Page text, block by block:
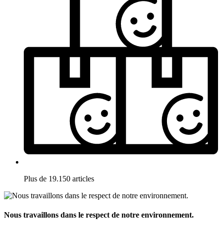
Plus de 19.150 articles
Nous travaillons dans le respect de notre environnement.